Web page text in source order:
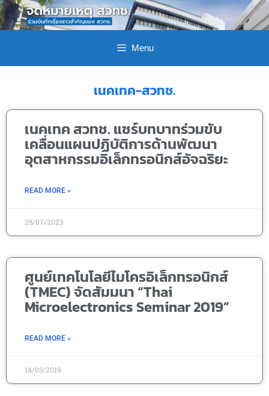
Menu
เนคเทค-สวทช.
เนคเทค สวทช. แชร์บทบาทร่วมขับ
เคลื่อนแผนปฏิบัติการด้านพัฒนา
อุตสาหกรรมอิเล็กทรอนิกส์อัจฉริยะ
READ MORE »
25/07/2023
ศูนย์เทคโนโลยีไมโครอิเล็กทรอนิกส์
(TMEC) จัดสัมมนา “Thai
Microelectronics Seminar 2019”
READ MORE »
14/03/2019